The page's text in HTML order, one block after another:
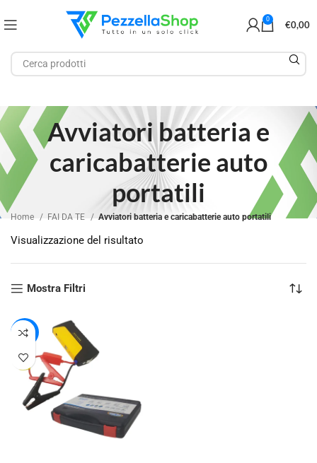
0 €0,00
Avviatori batteria e
caricabatterie auto
portatili
Home FAI DA TE Avviatori batteria e caricabatterie auto portatili
Visualizzazione del risultato
Mostra Filtri
-20%